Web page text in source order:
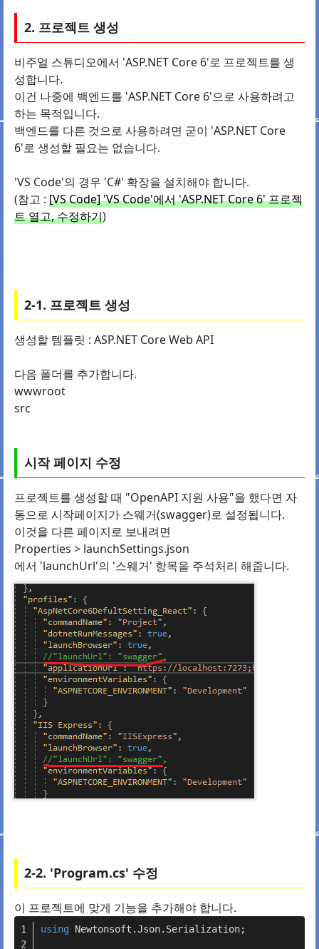
2. 프로젝트 생성
비주얼 스튜디오에서 'ASP.NET Core 6'로 프로젝트를 생
성합니다.
이건 나중에 백엔드를 'ASP.NET Core 6'으로 사용하려고
하는 목적입니다.
백엔드를 다른 것으로 사용하려면 굳이 'ASP.NET Core
6'로 생성할 필요는 없습니다.
'VS Code'의 경우 'C#' 확장을 설치해야 합니다.
(참고 : [VS Code] 'VS Code'에서 'ASP.NET Core 6' 프로젝
트 열고, 수정하기)
2-1. 프로젝트 생성
생성할 템플릿 : ASP.NET Core Web API
다음 폴더를 추가합니다.
wwwroot
src
시작 페이지 수정
프로젝트를 생성할 때 "OpenAPI 지원 사용"을 했다면 자
동으로 시작페이지가 스웨거(swagger)로 설정됩니다.
이것을 다른 페이지로 보내려면
Properties > launchSettings.json
에서 'launchUrl'의 '스웨거' 항목을 주석처리 해줍니다.
2-2. 'Program.cs' 수정
이 프로젝트에 맞게 기능을 추가해야 합니다.
using Newtonsoft.Json.Serialization;